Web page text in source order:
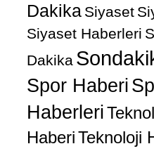
Dakika Siyaset
Siyaset Haberleri
Dakika
Spor Haberi
Haberleri
HaberiTeknoloji